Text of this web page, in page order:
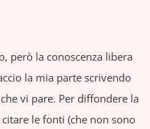
però la conoscenza libera
la mia parte scrivendo
vi pare. Per diffondere la
le fonti (che non sono